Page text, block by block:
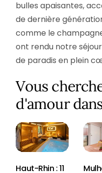
bulles apaisantes,
de dernière
comme le
ont rendu notre
de paradis en plein
Vous
d'amour
Haut-Rhin : 11